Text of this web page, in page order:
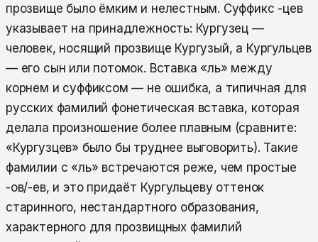
прозвище было ёмким и нелестным. Суффикс -цев
указывает на принадлежность: Кургузец —
человек, носящий прозвище Кургузый, а Кургульцев
— его сын или потомок. Вставка «ль» между
корнем и суффиксом — не ошибка, а типичная для
русских фамилий фонетическая вставка, которая
делала произношение более плавным (сравните:
«Кургузцев» было бы труднее выговорить). Такие
фамилии с «ль» встречаются реже, чем простые
-ов/-ев, и это придаёт Кургульцеву оттенок
старинного, нестандартного образования,
характерного для прозвищных фамилий